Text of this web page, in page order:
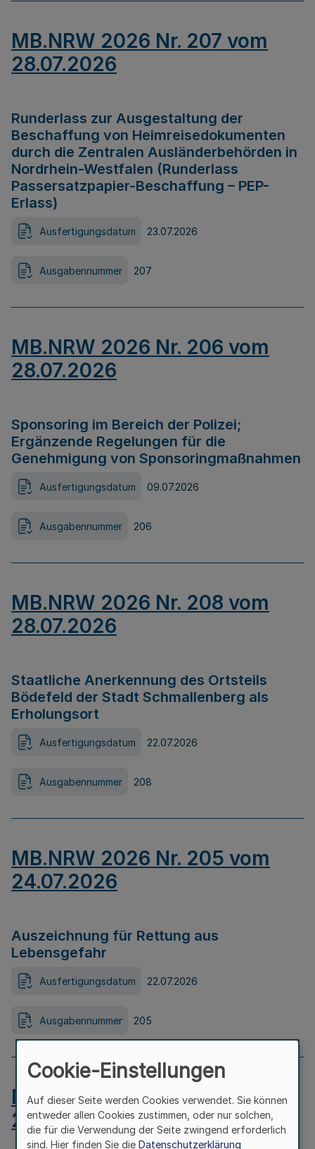
MB.NRW 2026 Nr. 207 vom
28.07.2026
Runderlass zur Ausgestaltung der
Beschaffung von Heimreisedokumenten
durch die Zentralen Ausländerbehörden in
Nordrhein-Westfalen (Runderlass
Passersatzpapier-Beschaffung – PEP-
Erlass)
Ausfertigungsdatum 23.07.2026
Ausgabennummer 207
MB.NRW 2026 Nr. 206 vom
28.07.2026
Sponsoring im Bereich der Polizei;
Ergänzende Regelungen für die
Genehmigung von Sponsoringmaßnahmen
Ausfertigungsdatum 09.07.2026
Ausgabennummer 206
MB.NRW 2026 Nr. 208 vom
28.07.2026
Staatliche Anerkennung des Ortsteils
Bödefeld der Stadt Schmallenberg als
Erholungsort
Ausfertigungsdatum 22.07.2026
Ausgabennummer 208
MB.NRW 2026 Nr. 205 vom
24.07.2026
Auszeichnung für Rettung aus
Lebensgefahr
Ausfertigungsdatum 22.07.2026
Ausgabennummer 205
MB.NRW 2026 Nr. 204 vom
24.07.2026
Cookie-Einstellungen
Auf dieser Seite werden Cookies verwendet. Sie können
entweder allen Cookies zustimmen, oder nur solchen,
die für die Verwendung der Seite zwingend erforderlich
sind. Hier finden Sie die Datenschutzerklärung